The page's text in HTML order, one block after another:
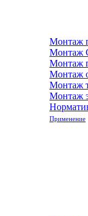
Монтаж
Монтаж
Монтаж
Монтаж
Монтаж
Монтаж
Применение